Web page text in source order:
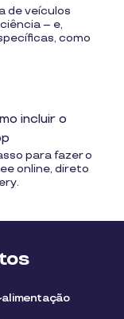
de veículos
– e,
como
incluir o
para fazer o
online, direto
alimentação